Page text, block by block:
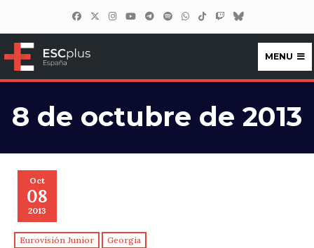
ESCplus España
MENU
8 de octubre de 2013
Oct
08
2013
Eurovisión Junior Georgia